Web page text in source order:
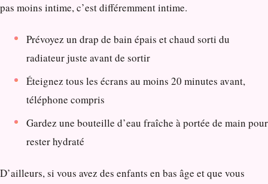
pas moins intime, c’est différemment intime.
Prévoyez un drap de bain épais et chaud sorti du
radiateur juste avant de sortir
Éteignez tous les écrans au moins 20 minutes avant,
téléphone compris
Gardez une bouteille d’eau fraîche à portée de main pour
rester hydraté
D’ailleurs, si vous avez des enfants en bas âge et que vous